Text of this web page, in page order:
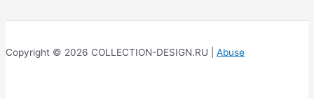
Copyright © 2026 COLLECTION-DESIGN.RU | Abuse